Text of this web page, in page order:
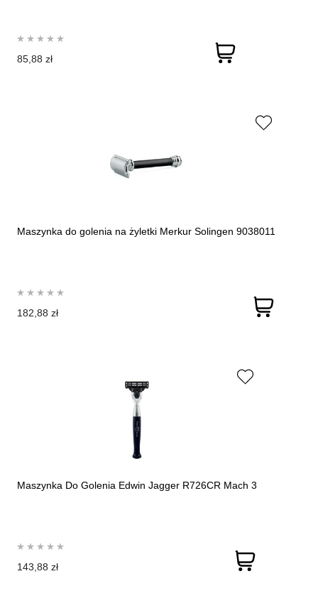
85,88 zł
Maszynka do golenia na żyletki Merkur Solingen 9038011
182,88 zł
Maszynka Do Golenia Edwin Jagger R726CR Mach 3
143,88 zł